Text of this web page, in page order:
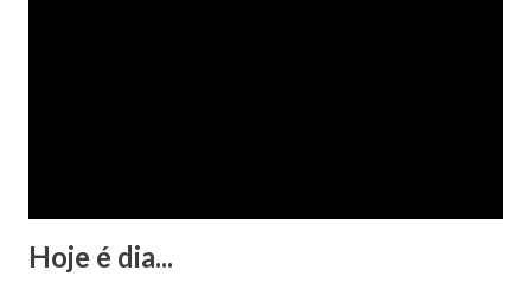
Hoje é dia...